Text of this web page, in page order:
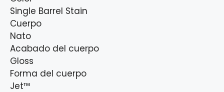
Single Barrel Stain
Cuerpo
Nato
Acabado del cuerpo
Gloss
Forma del cuerpo
Jet™